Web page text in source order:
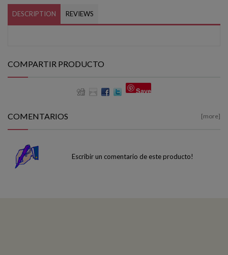
DESCRIPTION REVIEWS
COMPARTIR PRODUCTO
Save
COMENTARIOS [more]
Escribir un comentario de este producto!